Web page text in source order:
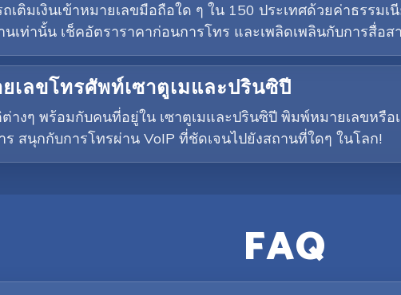
เติมเงินเข้าหมายเลขมือถือใด ๆ ใน 150 ประเทศด้วยค่าธรรม
เท่านั้น เช็คอัตราราคาก่อนการโทร และเพลิดเพลินกับการสื่
เลขโทรศัพท์เซาตูเมและปรินซิปี
างๆ พร้อมกับคนที่อยู่ใน เซาตูเมและปรินซิปี พิมพ์หมายเลขห
สนุกกับการโทรผ่าน VoIP ที่ชัดเจนไปยังสถานที่ใดๆ ในโลก!
FAQ